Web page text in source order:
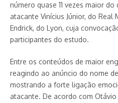
número quase 11 vezes maior
atacante Vinícius Júnior, do
Endrick, do Lyon, cuja
participantes do estudo.
Entre os conteúdos de maior
reagindo ao anúncio do nome
mostrando a forte ligação
atacante. De acordo com